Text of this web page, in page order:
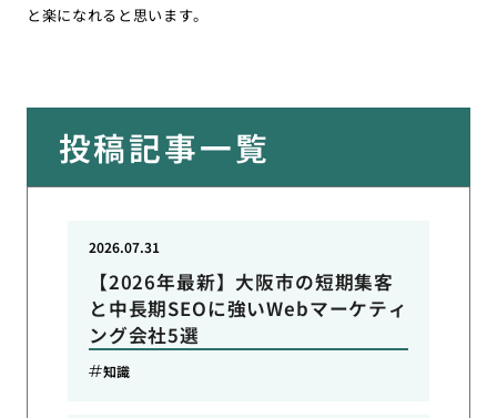
と楽になれると思います。
投稿記事一覧
【2026年最新】大阪市の短期集客
と中長期SEOに強いWebマーケティ
ング会社5選
2026.07.31
知識